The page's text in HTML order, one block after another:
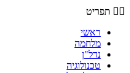
תפריט
ראשי
מלחמה
נדל"ן
טכנולוגיה